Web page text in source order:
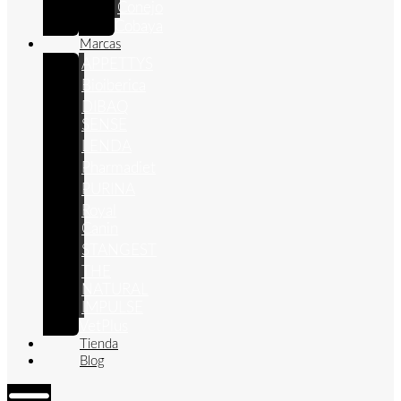
Conejo
Marcas
APPETTYS
Bioiberica
DIBAQ
SENSE
LENDA
Pharmadiet
PURINA
Royal
Canin
STANGEST
NATURAL
Tienda
Blog